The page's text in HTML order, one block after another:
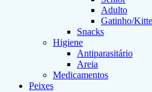
Adulto
Gatinho/
Snacks
Higiene
Antiparasitário
Areia
Medicamentos
Peixes